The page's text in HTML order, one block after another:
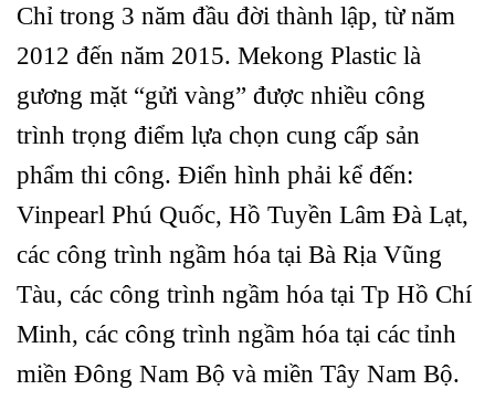
Chỉ trong 3 năm đầu đời thành lập, từ năm
2012 đến năm 2015. Mekong Plastic là
gương mặt “gửi vàng” được nhiều công
trình trọng điểm lựa chọn cung cấp sản
phẩm thi công. Điển hình phải kể đến:
Vinpearl Phú Quốc, Hồ Tuyền Lâm Đà Lạt,
các công trình ngầm hóa tại Bà Rịa Vũng
Tàu, các công trình ngầm hóa tại Tp Hồ Chí
Minh, các công trình ngầm hóa tại các tỉnh
miền Đông Nam Bộ và miền Tây Nam Bộ.